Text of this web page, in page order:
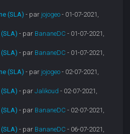
(SLA) - par jojogeo - 01-07-2021,
- par BananeDC - 01-07-2021,
- par BananeDC - 01-07-2021,
(SLA) - par jojogeo - 02-07-2021,
- parJalikoud - 02-07-2021,
- par BananeDC - 02-07-2021,
- par BananeDC - 06-07-2021,